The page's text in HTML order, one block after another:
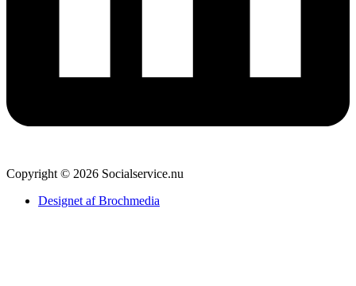
Copyright © 2026 Socialservice.nu
Designet af Brochmedia